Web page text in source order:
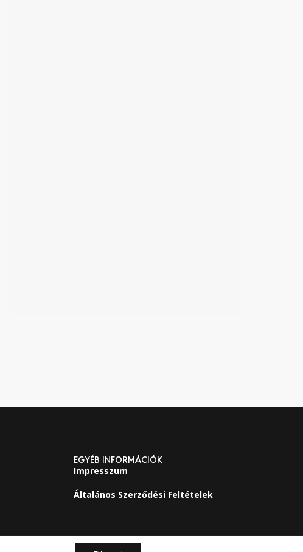
EGYÉB INFORMÁCIÓK
Impresszum
Általános Szerződési Feltételek